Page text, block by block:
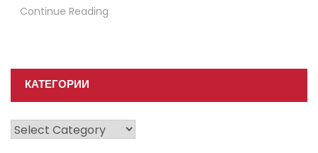
Continue Reading
КАТЕГОРИИ
Категории